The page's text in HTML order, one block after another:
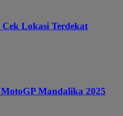
Lokasi Terdekat
Mandalika 2025